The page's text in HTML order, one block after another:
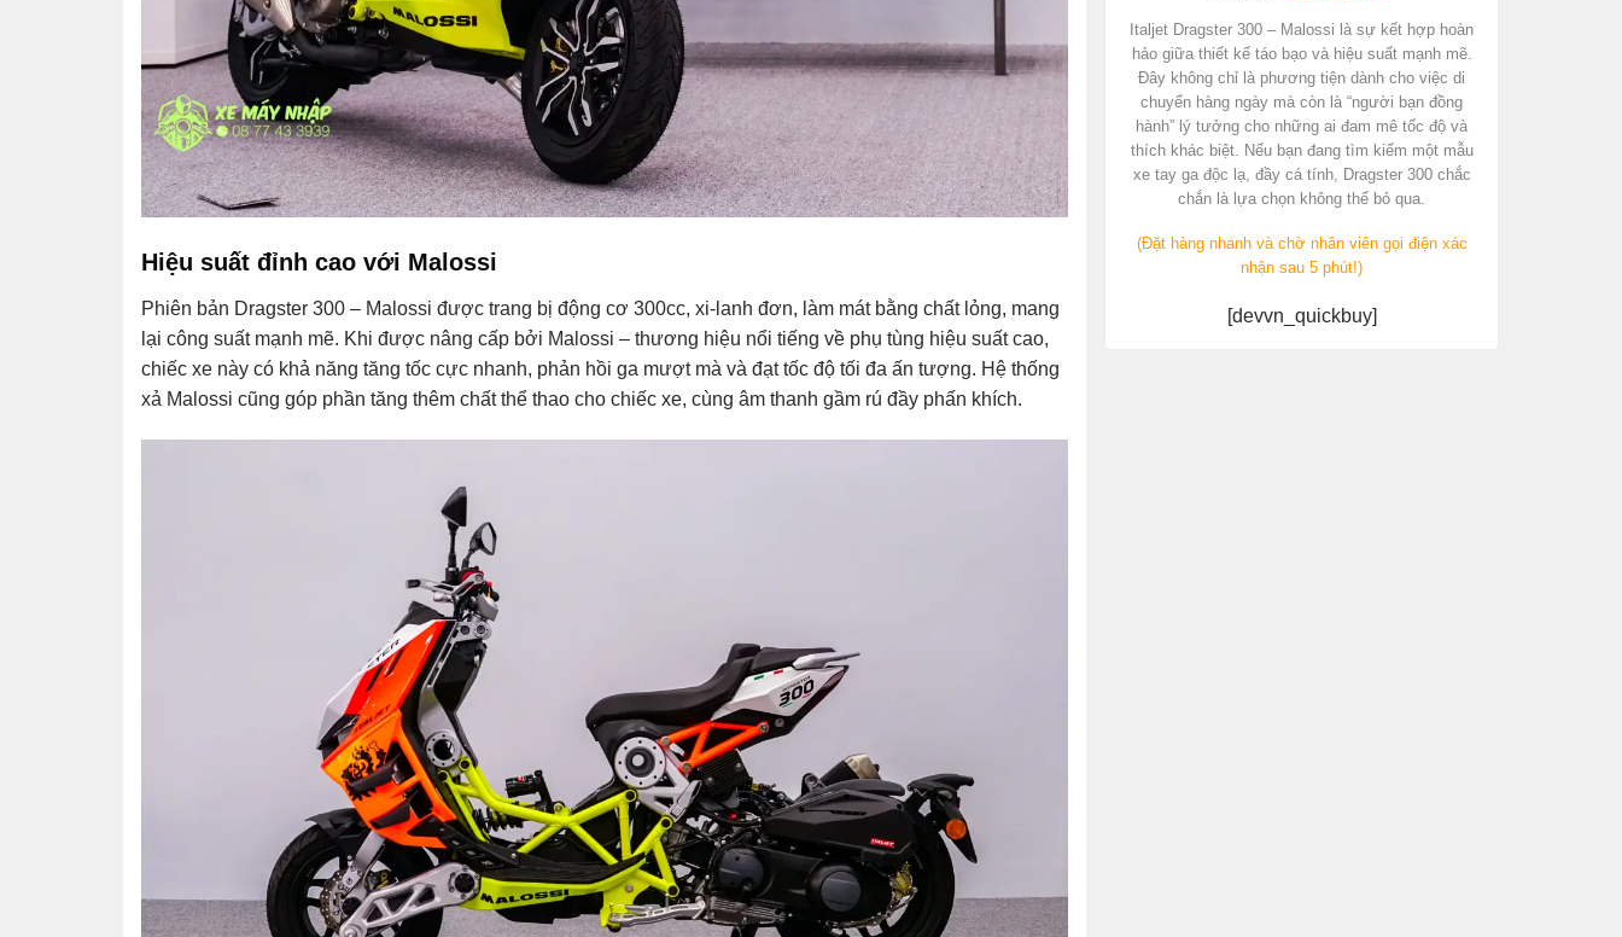
Hiệu suất đỉnh cao với Malossi
Phiên bản Dragster 300 – Malossi được trang bị động cơ 300cc, xi-lanh đơn, làm mát bằng chất lỏng, mang
lại công suất mạnh mẽ. Khi được nâng cấp bởi Malossi – thương hiệu nổi tiếng về phụ tùng hiệu suất cao,
chiếc xe này có khả năng tăng tốc cực nhanh, phản hồi ga mượt mà và đạt tốc độ tối đa ấn tượng. Hệ thống
xả Malossi cũng góp phần tăng thêm chất thể thao cho chiếc xe, cùng âm thanh gầm rú đầy phấn khích.
Italjet Dragster 300 – Malossi là sự kết hợp hoàn
hảo giữa thiết kế táo bạo và hiệu suất mạnh mẽ.
Đây không chỉ là phương tiện dành cho việc di
chuyển hàng ngày mà còn là “người bạn đồng
hành” lý tưởng cho những ai đam mê tốc độ và
thích khác biệt. Nếu bạn đang tìm kiếm một mẫu
xe tay ga độc lạ, đầy cá tính, Dragster 300 chắc
chắn là lựa chọn không thể bỏ qua.
(Đặt hàng nhanh và chờ nhân viên gọi điện xác
nhận sau 5 phút!)
[devvn_quickbuy]